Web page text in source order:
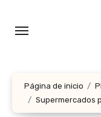
Página de inicio
Supermercados